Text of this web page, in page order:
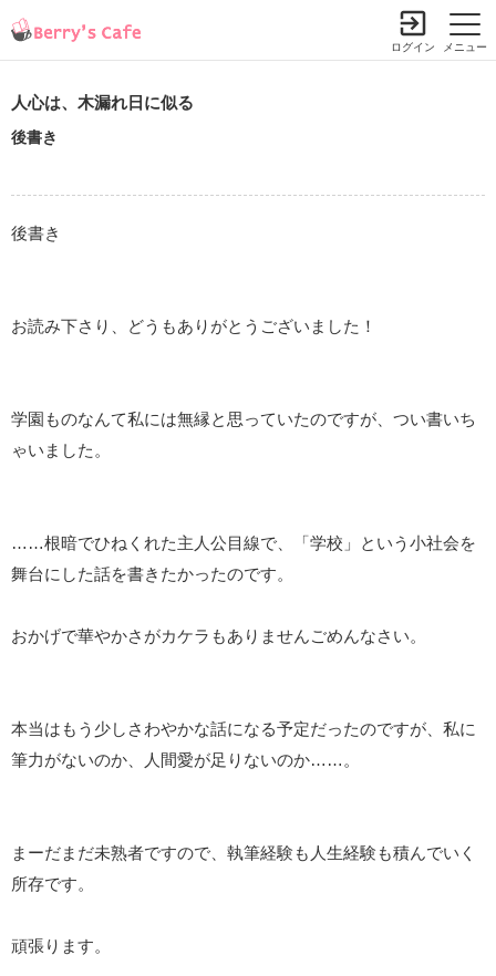
メニュー
ログイン
人心は、木漏れ日に似る
後書き
後書き
お読み下さり、どうもありがとうございました！
学園ものなんて私には無縁と思っていたのですが、つい書いち
ゃいました。
……根暗でひねくれた主人公目線で、「学校」という小社会を
舞台にした話を書きたかったのです。
おかげで華やかさがカケラもありませんごめんなさい。
本当はもう少しさわやかな話になる予定だったのですが、私に
筆力がないのか、人間愛が足りないのか……。
まーだまだ未熟者ですので、執筆経験も人生経験も積んでいく
所存です。
頑張ります。